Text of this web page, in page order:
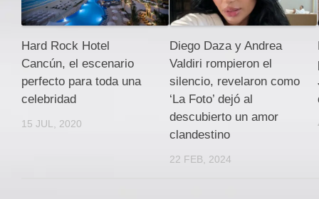
Hard Rock Hotel
Cancún, el escenario
perfecto para toda una
celebridad
15 JUL, 2020
Diego Daza y Andrea
Valdiri rompieron el
silencio, revelaron como
‘La Foto’ dejó al
descubierto un amor
clandestino
22 FEB, 2024